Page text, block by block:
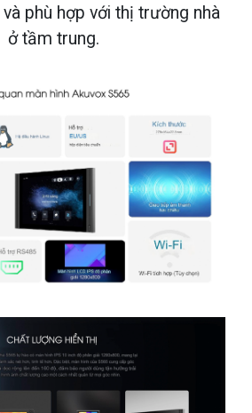
phù hợp với thị trường nhà
ở tầm trung.